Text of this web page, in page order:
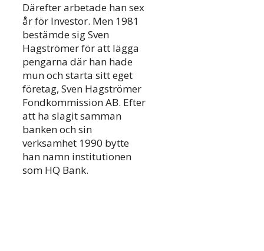
Därefter arbetade han sex
år för Investor. Men 1981
bestämde sig Sven
Hagströmer för att lägga
pengarna där han hade
mun och starta sitt eget
företag, Sven Hagströmer
Fondkommission AB. Efter
att ha slagit samman
banken och sin
verksamhet 1990 bytte
han namn institutionen
som HQ Bank.